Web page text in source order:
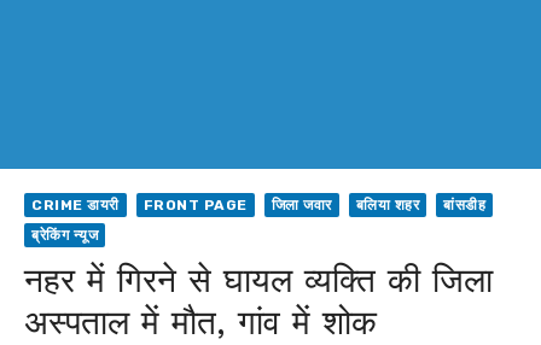
CRIME डायरी FRONT PAGE जिला जवार बलिया शहर
बांसडीह
ब्रेकिंग न्यूज
नहर में गिरने से घायल व्यक्ति की जिला
अस्पताल में मौत, गांव में शोक